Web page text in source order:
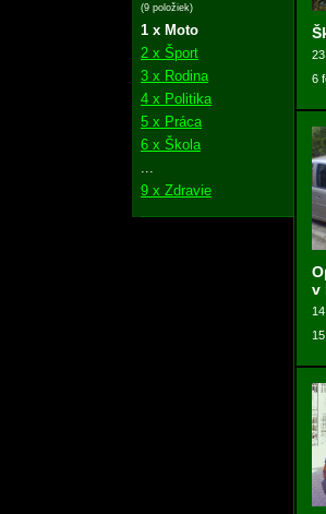
(9 položiek)
1 x Moto
2 x Šport
3 x Rodina
4 x Politika
5 x Práca
6 x Škola
9 x Zdravie
6
v